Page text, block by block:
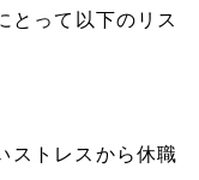
とって以下のリス
ストレスから休職